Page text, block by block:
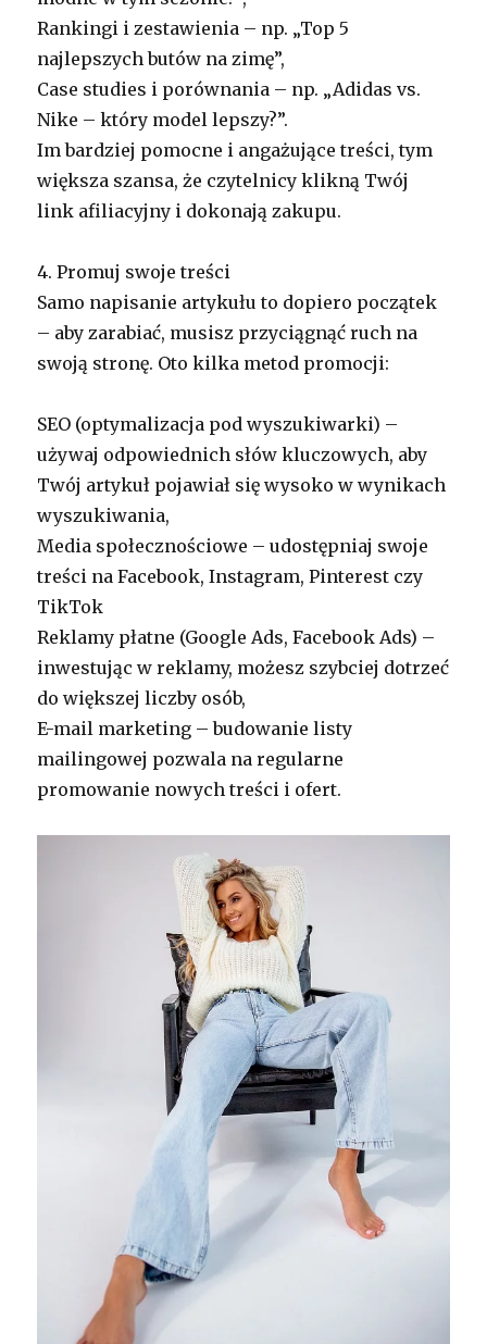
Rankingi i zestawienia – np. „Top 5
najlepszych butów na zimę”,
Case studies i porównania – np. „Adidas vs.
Nike – który model lepszy?”.
Im bardziej pomocne i angażujące treści, tym
większa szansa, że czytelnicy klikną Twój
link afiliacyjny i dokonają zakupu.
4. Promuj swoje treści
Samo napisanie artykułu to dopiero początek
– aby zarabiać, musisz przyciągnąć ruch na
swoją stronę. Oto kilka metod promocji:
SEO (optymalizacja pod wyszukiwarki) –
używaj odpowiednich słów kluczowych, aby
Twój artykuł pojawiał się wysoko w wynikach
wyszukiwania,
Media społecznościowe – udostępniaj swoje
treści na Facebook, Instagram, Pinterest czy
TikTok
Reklamy płatne (Google Ads, Facebook Ads) –
inwestując w reklamy, możesz szybciej dotrzeć
do większej liczby osób,
E-mail marketing – budowanie listy
mailingowej pozwala na regularne
promowanie nowych treści i ofert.